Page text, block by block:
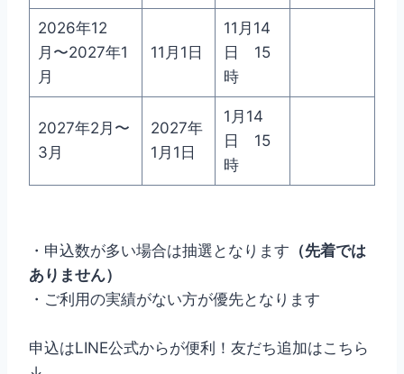
2026年12
月〜2027年1
月
11月1日
11月14
日 15
時
2027年2月〜
3月
2027年
1月1日
1月14
日 15
時
・申込数が多い場合は抽選となります （先着では
ありません）
・ご利用の実績がない方が優先となります
申込はLINE公式からが便利！友だち追加はこちら